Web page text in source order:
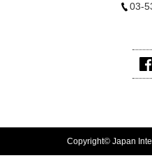
03-
Copyright© Japan